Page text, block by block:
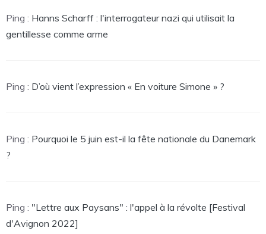
Ping : Hanns Scharff : l'interrogateur nazi qui utilisait la
gentillesse comme arme
Ping : D’où vient l’expression « En voiture Simone » ?
Ping : Pourquoi le 5 juin est-il la fête nationale du Danemark
?
Ping : "Lettre aux Paysans" : l'appel à la révolte [Festival
d'Avignon 2022]